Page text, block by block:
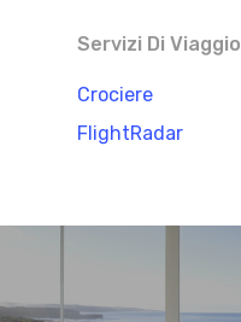
Servizi Di Viaggio
Crociere
FlightRadar